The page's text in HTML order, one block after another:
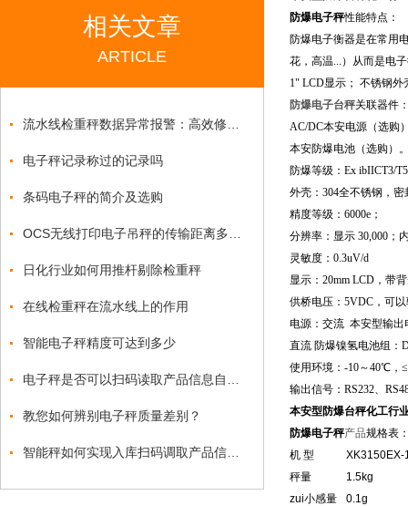
相关文章
ARTICLE
电子秤记录称过的记录吗
条码电子秤的简介及选购
日化行业如何用推杆剔除检重秤
在线检重秤在流水线上的作用
智能电子秤精度可达到多少
教您如何辨别电子秤质量差别？
防爆电子秤性能特点：
防爆电子衡器是在常用
花，高温...）从而是电
1" LCD显示； 不锈钢外
防爆电子台秤关联器件
AC/DC本安电源（选购
本安防爆电池（选购）
防爆等级：Ex ibIICT3/
外壳： 304全不锈钢，密
精度等级：6000e；
分辨率：显示 30,000；
灵敏度：0.3uV/d
显示：20mm LCD，带
供桥电压：5VDC，可
电源：交流 本安型输出
直流 防爆镍氢电池组：
使用环境：-10～40℃，
输出信号：RS232、
本安型防爆台秤化工行
防爆电子秤产品规格表
机 型
XK3150EX-
秤量
1.5kg
zui小感量
0.1g